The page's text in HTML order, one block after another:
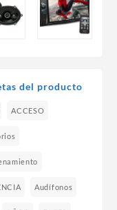
del producto
ACCESO
Audífonos